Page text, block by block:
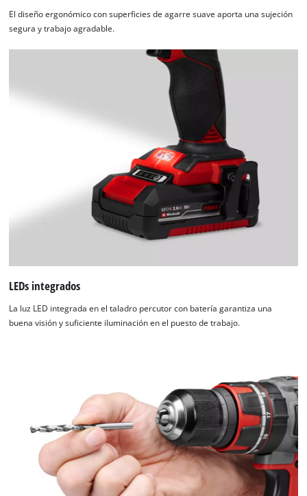
El diseño ergonómico con superficies de agarre suave aporta una sujeción
segura y trabajo agradable.
LEDs integrados
La luz LED integrada en el taladro percutor con batería garantiza una
buena visión y suficiente iluminación en el puesto de trabajo.